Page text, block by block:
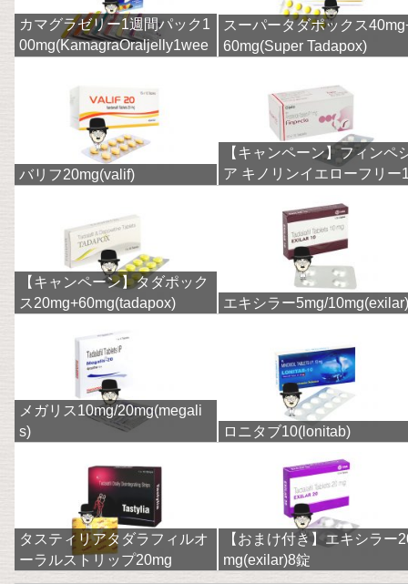
カマグラゼリー1週間パック1
00mg(KamagraOraljelly1wee
スーパータダポックス
60mg(Super Tadapox)
バリフ20mg(valif)
【キャンペーン】フィンペ
ア キノリンイエローフリー
【キャンペーン】タダポック
ス20mg+60mg(tadapox)
エキシラー5mg/10mg(exilar)
メガリス10mg/20mg(megali
s)
ロニタブ10(lonitab)
タスティリアタダラフィルオ
ーラルストリップ20mg
【おまけ付き】エキシラー
mg(exilar)8錠